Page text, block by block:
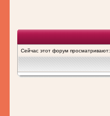
Сейчас этот форум просматривают: